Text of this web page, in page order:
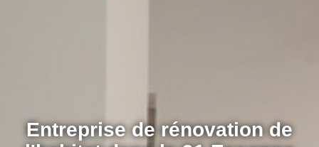
Entreprise de rénovation de